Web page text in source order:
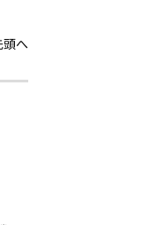
頭へ